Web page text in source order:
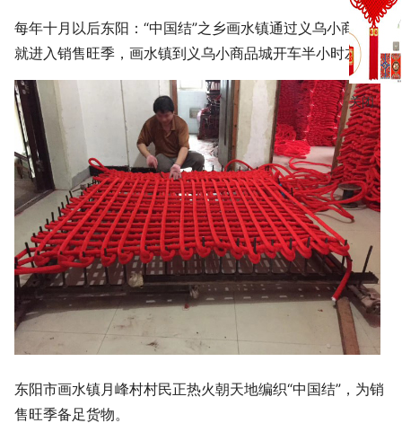
每年十月以后东阳：“中国结”之乡画水镇通过义乌小商品城
就进入销售旺季，画水镇到义乌小商品城开车半小时左右
东阳市画水镇月峰村村民正热火朝天地编织“中国结”，为销
售旺季备足货物。
关闭